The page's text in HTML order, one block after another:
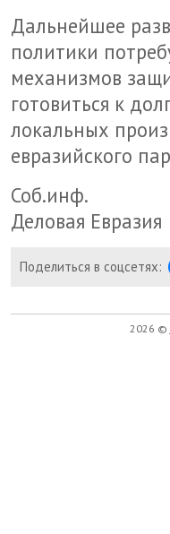
Дальнейшее
политики
механизмов
готовиться к
локальных
евразийского
Соб.инф.
Деловая Евразия
Поделиться в соцсетях:
2026 ©